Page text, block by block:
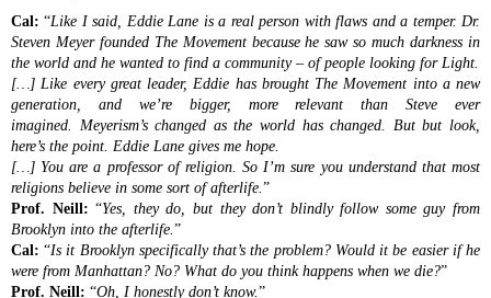
Cal: “Like I said, Eddie Lane is a real person with flaws and a temper.Dr.
Steven Meyer founded The Movement because he saw so much darkness in
the world and he wanted to find a community – of people looking for Light.
[…] Like every great leader, Eddie has brought The Movement into a new
generation, and we’re bigger, more relevant than Steve ever
imagined. Meyerism’s changed as the world has changed. But but look,
here’s the point. Eddie Lane gives me hope.
[…] You are a professor of religion. So I’m sure you understand that most
religions believe in some sort of afterlife.”
Prof. Neill: “Yes, they do, but they don’t blindly follow some guy from
Brooklyn into the afterlife.”
Cal: “Is it Brooklyn specifically that’s the problem? Would it be easier if he
were from Manhattan? No? What do you think happens when we die?”
Prof. Neill: “Oh, I honestly don’t know.”